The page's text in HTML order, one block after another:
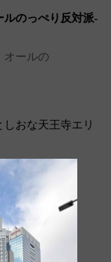
のっぺり反対派‐
オールの
おな天王寺エリ